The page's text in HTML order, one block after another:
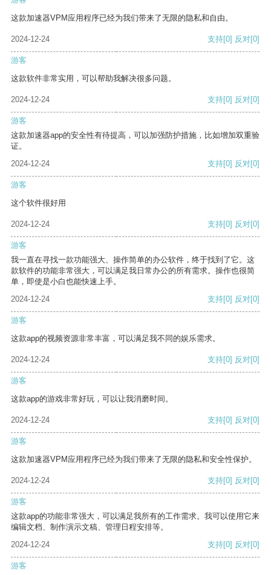
这款加速器VPM应用程序已经为我们带来了无限的隐私和自由。
2024-12-24 支持[0] 反对[0]
游客
这款软件非常实用，可以帮助我解决很多问题。
2024-12-24 支持[0] 反对[0]
游客
这款加速器app的安全性有待提高，可以加强防护措施，比如增加双重验
证。
2024-12-24
支持[0] 反对[0]
游客
这个软件很好用
2024-12-24 支持[0] 反对[0]
游客
我一直在寻找一款功能强大、操作简单的办公软件，终于找到了它。这
款软件的功能非常强大，可以满足我日常办公的所有需求。操作也很简
单，即使是小白也能快速上手。
2024-12-24
支持[0] 反对[0]
游客
这款app的视频资源非常丰富，可以满足我不同的娱乐需求。
2024-12-24 支持[0] 反对[0]
游客
这款app的游戏非常好玩，可以让我消磨时间。
2024-12-24 支持[0] 反对[0]
游客
这款加速器VPM应用程序已经为我们带来了无限的隐私和安全性保护。
2024-12-24 支持[0] 反对[0]
游客
这款app的功能非常强大，可以满足我所有的工作需求。我可以使用它来
编辑文档、制作演示文稿、管理日程安排等。
2024-12-24
支持[0] 反对[0]
游客